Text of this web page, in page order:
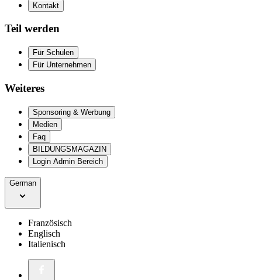
Kontakt
Teil werden
Für Schulen
Für Unternehmen
Weiteres
Sponsoring & Werbung
Medien
Faq
BILDUNGSMAGAZIN
Login Admin Bereich
German
Französisch
Englisch
Italienisch